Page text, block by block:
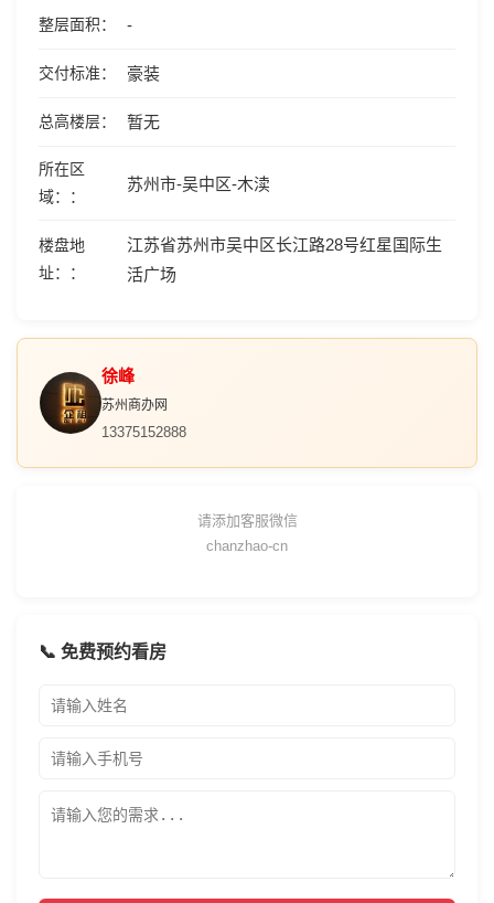
整层面积 -
交付标准 豪装
总高楼层 暂无
所在区
域：
苏州市-吴中区-木渎
楼盘地
址：
江苏省苏州市吴中区长江路28号红星国际生
活广场
徐峰
苏州商办网
13375152888
请添加客服微信
chanzhao-cn
📞 免费预约看房